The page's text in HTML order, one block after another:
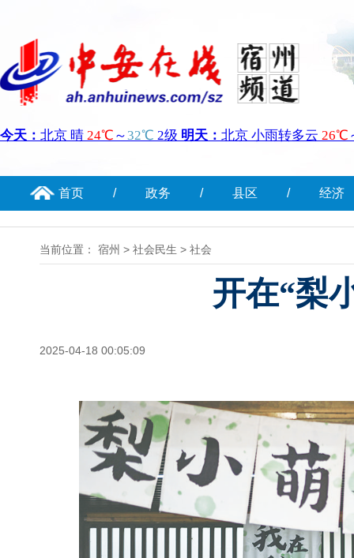
首页 / 政务 / 县区 / 经济
当前位置： 宿州 > 社会民生 > 社会
开在“梨
2025-04-18 00:05:09